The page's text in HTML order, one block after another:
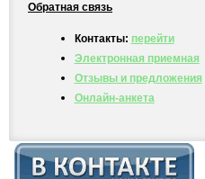
Обратная связь
Контакты: перейти
Электронная приемная
Отзывы и предложения
Онлайн-анкета